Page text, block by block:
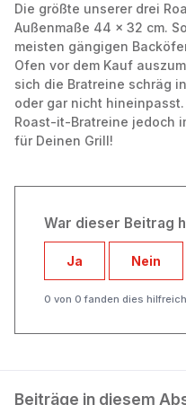
Die größte unserer drei
Außenmaße 44 × 32 cm.
meisten gängigen
Ofen vor dem Kauf
sich die Bratreine schräg
oder gar nicht
Roast-it-Bratreine jedoch
für Deinen Grill!
War dieser Beitrag
Ja Nein
0 von 0 fanden dies hilfreich
Beiträge in diesem